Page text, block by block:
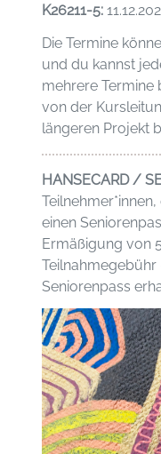
K26211-5:
Die Termine
und du kannst
mehrere Termine
von der
längeren Projekt
HANSECARD /
einen
Ermäßigung von
Seniorenpass